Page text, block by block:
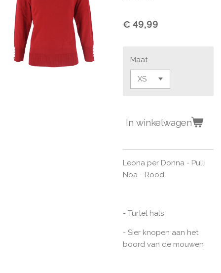
€ 49,99
Maat
In winkelwagen
Leona per Donna - Pulli
Noa - Rood
- Turtel hals
- Sier knopen aan het
boord van de mouwen